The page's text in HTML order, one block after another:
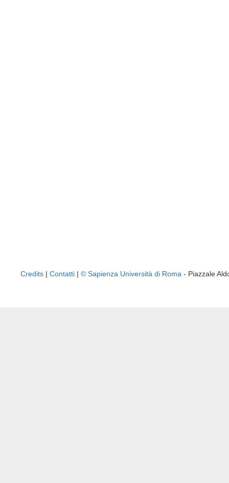
Credits | Contatti | © Sapienza Università di Roma - Piazzale